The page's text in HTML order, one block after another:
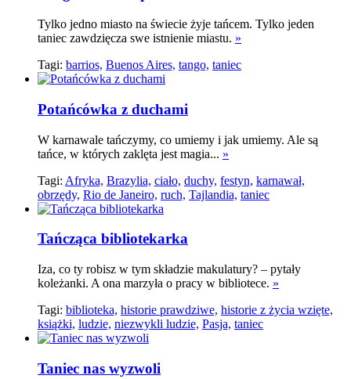
Tylko jedno miasto na świecie żyje tańcem. Tylko jeden
taniec zawdzięcza swe istnienie miastu. »
Tagi: barrios, Buenos Aires, tango, taniec
Potańcówka z duchami
W karnawale tańczymy, co umiemy i jak umiemy. Ale są
tańce, w których zaklęta jest magia... »
Tagi: Afryka, Brazylia, ciało, duchy, festyn, karnawał,
obrzędy, Rio de Janeiro, ruch, Tajlandia, taniec
Tańcząca bibliotekarka
Iza, co ty robisz w tym składzie makulatury? – pytały
koleżanki. A ona marzyła o pracy w bibliotece. »
Tagi: biblioteka, historie prawdziwe, historie z życia wzięte,
książki, ludzie, niezwykli ludzie, Pasja, taniec
Taniec nas wyzwoli